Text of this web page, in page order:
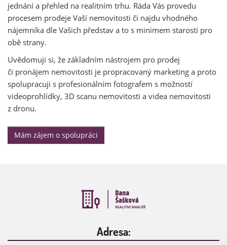
jednání a přehled na realitním trhu. Ráda Vás provedu
procesem prodeje Vaší nemovitosti či najdu vhodného
nájemníka dle Vašich představ a to s minimem starostí pro
obě strany.
Uvědomuji si, že základním nástrojem pro prodej
či pronájem nemovitosti je propracovaný marketing a proto
spolupracuji s profesionálním fotografem s možností
videoprohlídky, 3D scanu nemovitosti a videa nemovitosti
z dronu.
Mám zájem o spolupráci
Adresa: